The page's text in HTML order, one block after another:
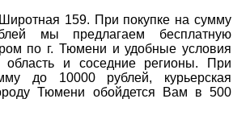
159. При покупке на сумму
мы предлагаем бесплатную
по г. Тюмени и удобные условия
область и соседние регионы. При
до 10000 рублей, курьерская
Тюмени обойдется Вам в 500